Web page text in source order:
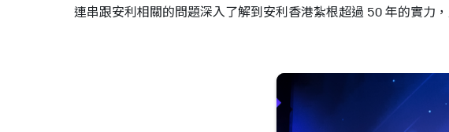
連串跟安利相關的問題深入了解到安利香港紮根超過 50 年的實力